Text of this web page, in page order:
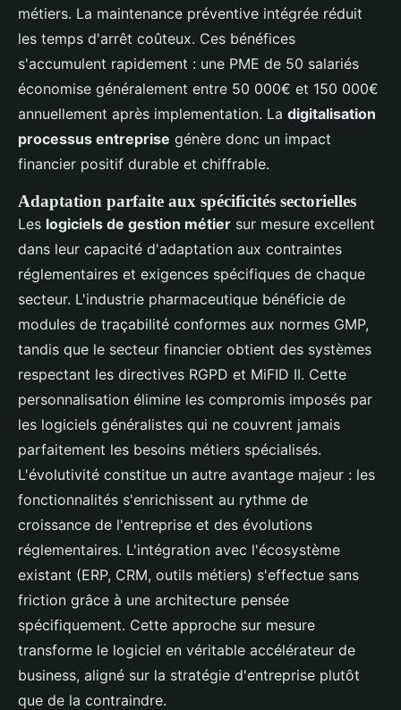
métiers. La maintenance préventive intégrée réduit
les temps d'arrêt coûteux. Ces bénéfices
s'accumulent rapidement : une PME de 50 salariés
économise généralement entre 50 000€ et 150 000€
annuellement après implementation. La digitalisation
processus entreprise génère donc un impact
financier positif durable et chiffrable.
Adaptation parfaite aux spécificités sectorielles
Les logiciels de gestion métier sur mesure excellent
dans leur capacité d'adaptation aux contraintes
réglementaires et exigences spécifiques de chaque
secteur. L'industrie pharmaceutique bénéficie de
modules de traçabilité conformes aux normes GMP,
tandis que le secteur financier obtient des systèmes
respectant les directives RGPD et MiFID II. Cette
personnalisation élimine les compromis imposés par
les logiciels généralistes qui ne couvrent jamais
parfaitement les besoins métiers spécialisés.
L'évolutivité constitue un autre avantage majeur : les
fonctionnalités s'enrichissent au rythme de
croissance de l'entreprise et des évolutions
réglementaires. L'intégration avec l'écosystème
existant (ERP, CRM, outils métiers) s'effectue sans
friction grâce à une architecture pensée
spécifiquement. Cette approche sur mesure
transforme le logiciel en véritable accélérateur de
business, aligné sur la stratégie d'entreprise plutôt
que de la contraindre.